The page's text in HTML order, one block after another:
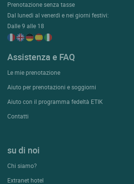
Prenotazione senza tasse
Dal lunedì al venerdì e nei giorni festivi:
Dalle 9 alle 18
Assistenza e FAQ
Le mie prenotazione
Aiuto per prenotazioni e soggiorni
Aiuto con il programma fedeltà ETIK
Contatti
su di noi
Chi siamo?
Extranet hotel